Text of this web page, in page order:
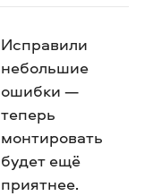
Исправили
небольшие
ошибки —
теперь
монтировать
будет ещё
приятнее.